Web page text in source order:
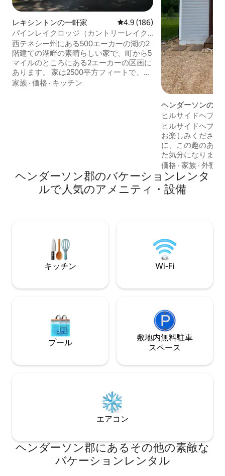
レキシントンの一軒家 レビュー186件、5つ星中4.9つ
4.9 (186)
パインレイクロッジ（カントリーレイク
ホーム）
西テネシー州にある500エーカーの湖の2
階建ての湖畔の素晴らしい家で、町から5
マイルのところにある2エーカーの区画に
あります。 家は2500平方フィートで、寝
室3部屋、バスルーム2部屋、大きな暖炉
ています（それぞれから約1.5時間）。 家
族の集まりなどの特別なイベントに最適
です。または、特別な人と週末を過ご
家族 · 価格 · キッチン
ヘンダーソンの離
ヒルサイドヘブン
ヒルサイドヘブ
お楽しみください
に、この趣のある
た気分になります
は、快適なキング
Netflixゲストア
レビ、豪華で柔
トックされたコ
プル1組または小
まで）に最適です
価格 ·家族 ·外観
ヘンダーソン郡のバケーションレンタ
ルで人気のアメニティ・設備
キッチン Wi-Fi
プール
敷地内無料駐⁠車
ス⁠ペ⁠ー⁠ス
エアコン
ヘンダーソン郡にあるその他の素敵な
バケーションレンタル